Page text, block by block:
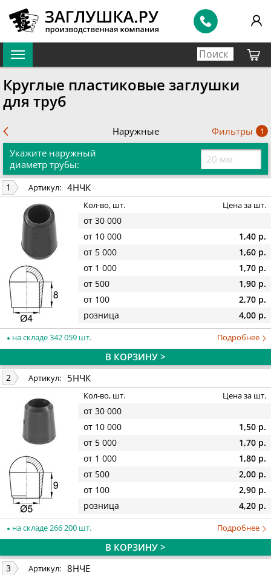
Круглые пластиковые заглушки
для труб
Наружные Фильтры 1
Укажите наружный
диаметр трубы:
1 Артикул: 4НЧК
Кол-во, шт. Цена за шт.
от 30 000
от 10 000
1,40 р.
от 5 000
1,60 р.
от 1 000
1,70 р.
от 500
1,90 р.
от 100
2,70 р.
розница
4,00 р.
на складе 342 059 шт. Подробнее
В КОРЗИНУ >
2 Артикул: 5НЧК
Кол-во, шт. Цена за шт.
от 30 000
от 10 000
1,50 р.
от 5 000
1,70 р.
от 1 000
1,80 р.
от 500
2,00 р.
от 100
2,90 р.
розница
4,20 р.
на складе 266 200 шт. Подробнее
В КОРЗИНУ >
3 Артикул: 8НЧЕ